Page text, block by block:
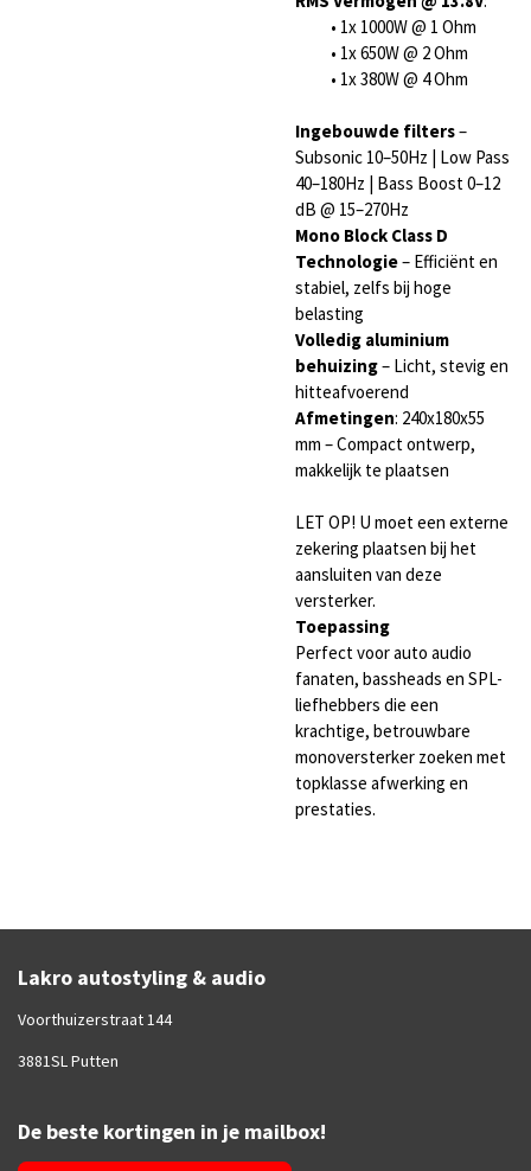
• 1x 1000W @ 1 Ohm
• 1x 650W @ 2 Ohm
• 1x 380W @ 4 Ohm
Ingebouwde filters–
Subsonic 10–50Hz | Low Pass
40–180Hz | Bass Boost 0–12
dB @ 15–270Hz
Mono Block Class D
Technologie– Efficiënt en
stabiel, zelfs bij hoge
belasting
Volledig aluminium
behuizing– Licht, stevig en
hitteafvoerend
Afmetingen: 240x180x55
mm – Compact ontwerp,
makkelijk te plaatsen
LET OP! U moet een externe
zekering plaatsen bij het
aansluiten van deze
versterker.
Toepassing
Perfect voor auto audio
fanaten, bassheads en SPL-
liefhebbers die een
krachtige, betrouwbare
monoversterker zoeken met
topklasse afwerking en
prestaties.
Lakro autostyling & audio
Voorthuizerstraat 144
3881SL Putten
De beste kortingen in je mailbox!